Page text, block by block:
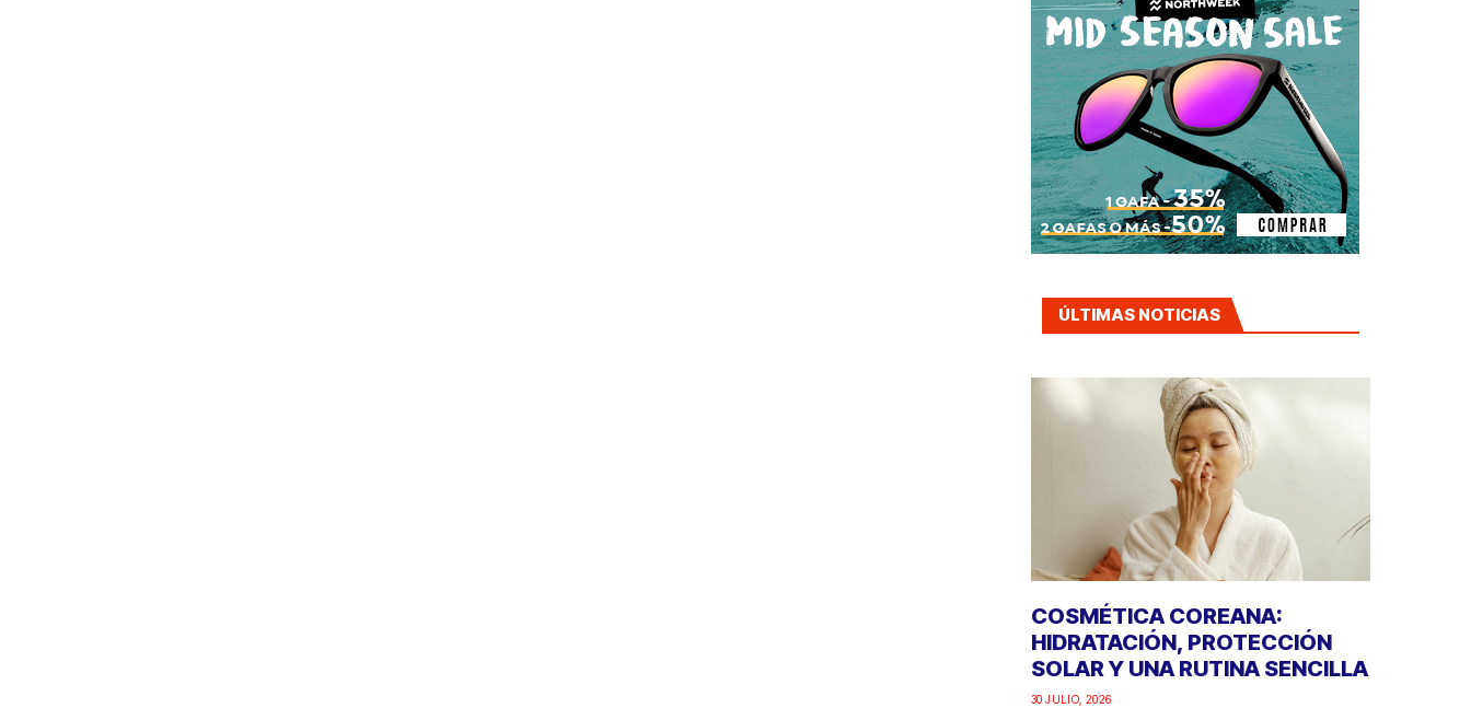
ÚLTIMAS NOTICIAS
COSMÉTICA COREANA:
HIDRATACIÓN, PROTECCIÓN
SOLAR Y UNA RUTINA SENCILLA
30 JULIO, 2026